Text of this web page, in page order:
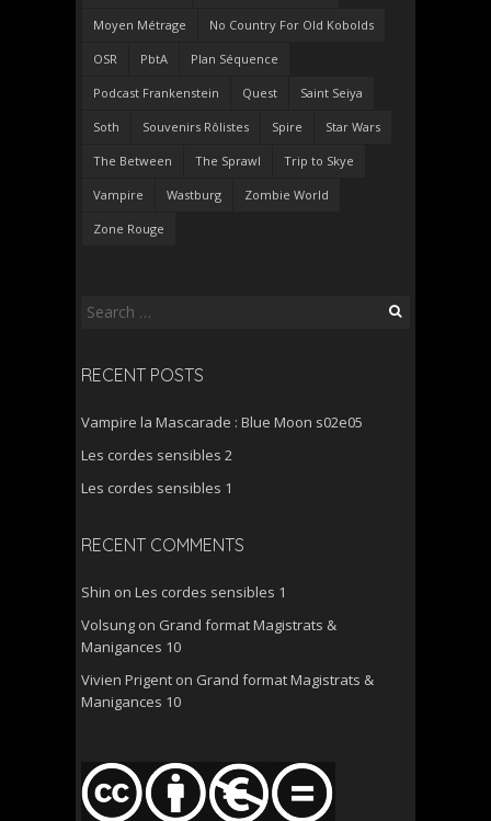
Moyen Métrage No Country For Old Kobolds
OSR PbtA Plan Séquence
Podcast Frankenstein Quest Saint Seiya
Soth Souvenirs Rôlistes Spire Star Wars
The Between The Sprawl Trip to Skye
Vampire Wastburg Zombie World
Zone Rouge
Search
RECENT POSTS
Vampire la Mascarade : Blue Moon s02e05
Les cordes sensibles 2
Les cordes sensibles 1
RECENT COMMENTS
Shin on Les cordes sensibles 1
Volsung on Grand format Magistrats &
Manigances 10
Vivien Prigent on Grand format Magistrats &
Manigances 10